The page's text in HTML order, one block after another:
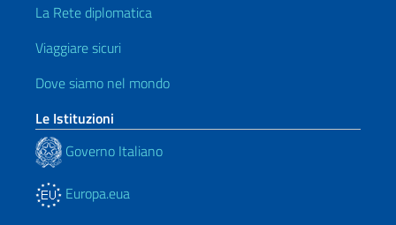
La Rete diplomatica
Viaggiare sicuri
Dove siamo nel mondo
Le Istituzioni
Governo Italiano
Europa.eua